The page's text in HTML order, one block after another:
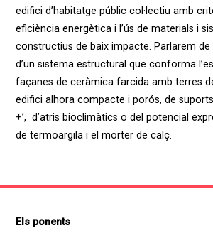
edifici d’habitatge públic col·lectiu amb
eficiència energètica i l’ús de materials i
constructius de baix impacte. Parlarem
d’un sistema estructural que conforma
façanes de ceràmica farcida amb terres
edifici alhora compacte i porós, de suports
+’, d’atris bioclimàtics o del potencial
de termoargila i el morter de calç.
Els ponents